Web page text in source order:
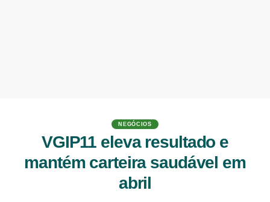
NEGÓCIOS
VGIP11 eleva resultado e
mantém carteira saudável em
abril